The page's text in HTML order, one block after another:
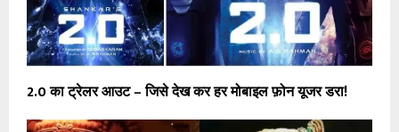
2.0 का ट्रेलर आउट – जिसे देख कर हर मोबाइल फ़ोन यूजर डरा!